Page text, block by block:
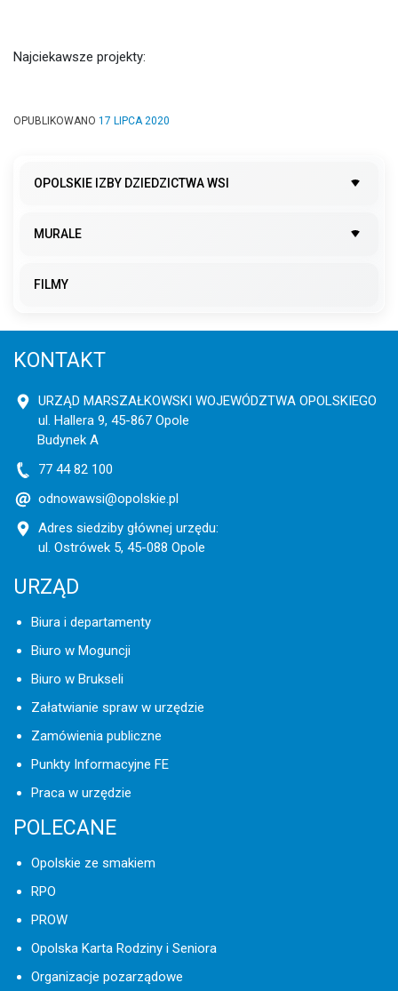
Najciekawsze projekty:
OPUBLIKOWANO 17 LIPCA 2020
OPOLSKIE IZBY DZIEDZICTWA WSI
MURALE
FILMY
KONTAKT
URZĄD MARSZAŁKOWSKI WOJEWÓDZTWA OPOLSKIEGO
ul. Hallera 9, 45-867 Opole
Budynek A
77 44 82 100
odnowawsi@opolskie.pl
Adres siedziby głównej urzędu:
ul. Ostrówek 5, 45-088 Opole
URZĄD
Biura i departamenty
Biuro w Moguncji
Biuro w Brukseli
Załatwianie spraw w urzędzie
Zamówienia publiczne
Punkty Informacyjne FE
Praca w urzędzie
POLECANE
Opolskie ze smakiem
RPO
PROW
Opolska Karta Rodziny i Seniora
Organizacje pozarządowe